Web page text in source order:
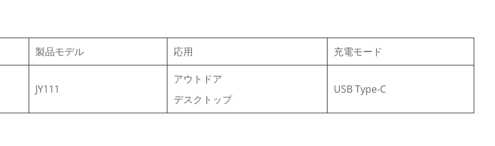
製品モデル 応用 充電モード
JY111
アウトドア
デスクトップ
USB Type-C